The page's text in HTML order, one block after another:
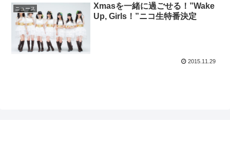
ニュース
Xmasを一緒に過ごせる！”Wake
Up, Girls！”ニコ生特番決定
2015.11.29